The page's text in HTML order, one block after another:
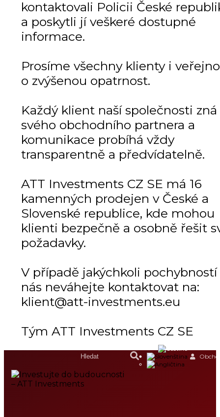
kontaktovali Policii České
a poskytli jí veškeré dostupné
informace.
Prosíme všechny klienty i
o zvýšenou opatrnost.
Každý klient naší společnosti zná
svého obchodního partnera a
komunikace probíhá vždy
transparentně a předvídatelně.
ATT Investments CZ SE má 16
kamenných prodejen v České a
Slovenské republice, kde mohou
klienti bezpečně a osobně řešit
požadavky.
V případě jakýchkoli pochybností
nás neváhejte kontaktovat na:
klient@att-investments.eu
Tým ATT Investments CZ SE